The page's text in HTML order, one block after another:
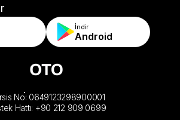
& Kurallar
İndir
Android
No: 0649123298900001
Hattı: +90 212 909 0699